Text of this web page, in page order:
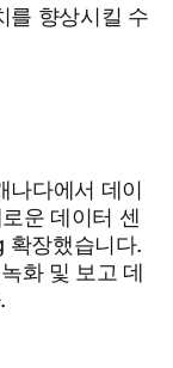
를 향상시킬 수
나다에서 데이
운 데이터 센
확장했습니다.
화 및 보고 데